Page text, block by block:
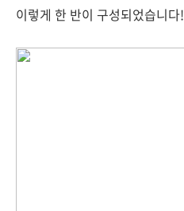
이렇게 한 반이 구성되었습니다!